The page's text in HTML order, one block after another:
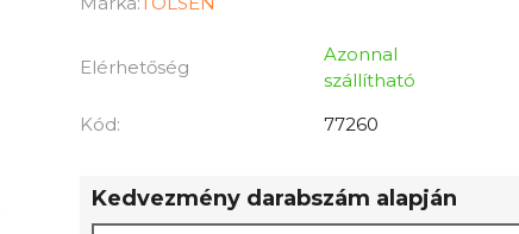
értékelése
ből
Elérhetőség
Azonnal
szállítható
Kód:
77260
Kedvezmény darabszám alapján